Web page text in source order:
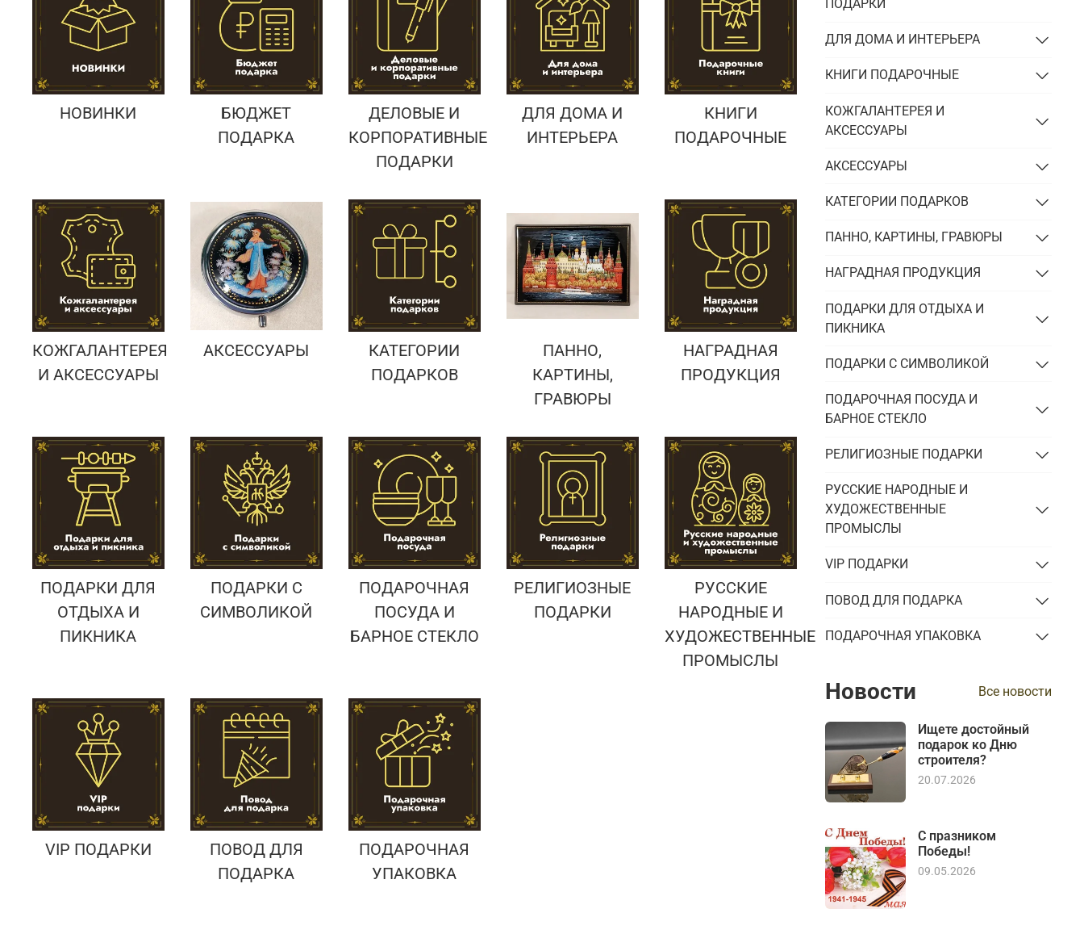
Подарки банковскому работнику
Подарки брокеру
Подарки директору/руководителю
Подарки страховщику
Подарки строителю
Подарки учителю
Подарки энергетику
Подарки юристу
НОВИНКИ
БЮДЖЕТ
ПОДАРКА
ДЕЛОВЫЕ И
КОРПОРАТИВНЫЕ
ПОДАРКИ
ДЛЯ ДОМА И
ИНТЕРЬЕРА
КНИГИ
ПОДАРОЧНЫЕ
КОЖГАЛАНТЕРЕЯ
И АКСЕССУАРЫ
АКСЕССУАРЫ
КАТЕГОРИИ
ПОДАРКОВ
ПАННО,
КАРТИНЫ,
ГРАВЮРЫ
НАГРАДНАЯ
ПРОДУКЦИЯ
ПОДАРКИ ДЛЯ
ОТДЫХА И
ПИКНИКА
ПОДАРКИ С
СИМВОЛИКОЙ
ПОДАРОЧНАЯ
ПОСУДА И
БАРНОЕ СТЕКЛО
РЕЛИГИОЗНЫЕ
ПОДАРКИ
РУССКИЕ
НАРОДНЫЕ И
ХУДОЖЕСТВЕННЫЕ
ПРОМЫСЛЫ
VIP ПОДАРКИ
ПОВОД ДЛЯ
ПОДАРКА
ПОДАРОЧНАЯ
УПАКОВКА
ПОДАРКИ
ДЛЯ ДОМА И ИНТЕРЬЕРА
КНИГИ ПОДАРОЧНЫЕ
КОЖГАЛАНТЕРЕЯ И
АКСЕССУАРЫ
АКСЕССУАРЫ
КАТЕГОРИИ ПОДАРКОВ
ПАННО, КАРТИНЫ, ГРАВЮРЫ
НАГРАДНАЯ ПРОДУКЦИЯ
ПОДАРКИ ДЛЯ ОТДЫХА И
ПИКНИКА
ПОДАРКИ С СИМВОЛИКОЙ
ПОДАРОЧНАЯ ПОСУДА И
БАРНОЕ СТЕКЛО
РЕЛИГИОЗНЫЕ ПОДАРКИ
РУССКИЕ НАРОДНЫЕ И
ХУДОЖЕСТВЕННЫЕ
ПРОМЫСЛЫ
VIP ПОДАРКИ
ПОВОД ДЛЯ ПОДАРКА
ПОДАРОЧНАЯ УПАКОВКА
Новости Все новости
Ищете достойный
подарок ко Дню
строителя?
20.07.2026
С празником
Победы!
09.05.2026